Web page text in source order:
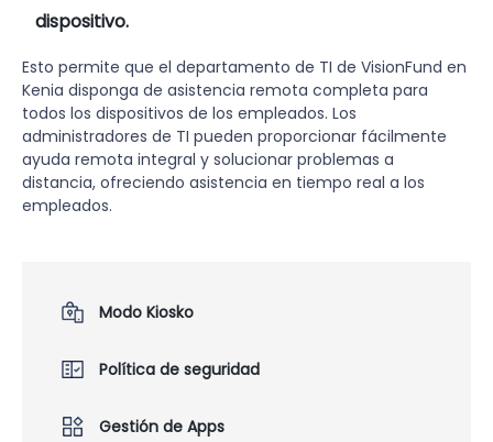
dispositivo.
Esto permite que el departamento de TI de VisionFund en
Kenia disponga de asistencia remota completa para
todos los dispositivos de los empleados. Los
administradores de TI pueden proporcionar fácilmente
ayuda remota integral y solucionar problemas a
distancia, ofreciendo asistencia en tiempo real a los
empleados.
Modo Kiosko
Política de seguridad
Gestión de Apps